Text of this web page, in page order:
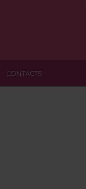
CONTACTS